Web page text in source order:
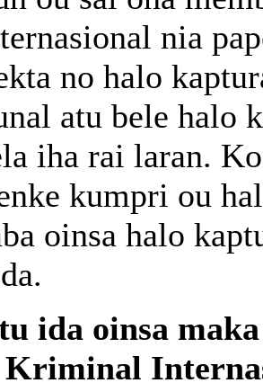
nia
no halo
atu bele halo
iha rai laran.
kumpri ou
oinsa halo
ida oinsa